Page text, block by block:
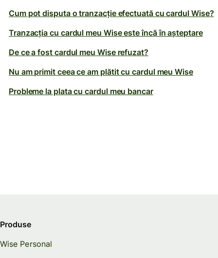
Cum pot disputa o tranzacție efectuată cu cardul Wise?
Tranzacția cu cardul meu Wise este încă în așteptare
De ce a fost cardul meu Wise refuzat?
Nu am primit ceea ce am plătit cu cardul meu Wise
Probleme la plata cu cardul meu bancar
Produse
Wise Personal